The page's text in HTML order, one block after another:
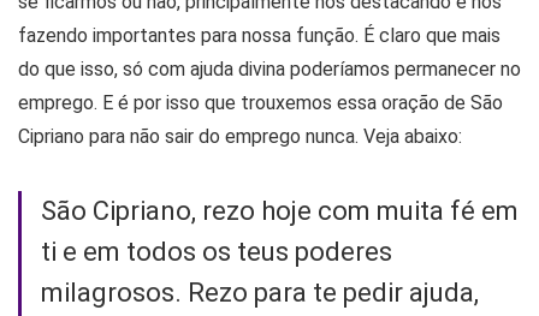
fazendo importantes para nossa função. É claro que mais
do que isso, só com ajuda divina poderíamos permanecer no
emprego. E é por isso que trouxemos essa oração de São
Cipriano para não sair do emprego nunca. Veja abaixo:
São Cipriano, rezo hoje com muita fé em
ti e em todos os teus poderes
milagrosos. Rezo para te pedir ajuda,